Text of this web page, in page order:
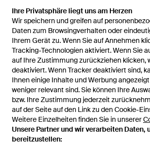
Ihre Privatsphäre liegt uns am Herzen
Wir speichern und greifen auf
Daten zum Browsingverhalten oder
Ihrem Gerät zu. Wenn Sie auf Annehmen
Tracking-Technologien aktiviert. Wenn Sie
auf Ihre Zustimmung zurückziehen klicken,
deaktiviert. Wenn Tracker deaktiviert sind,
Ihnen einige Inhalte und Werbung
weniger relevant sind. Sie können Ihre
bzw. Ihre Zustimmung jederzeit
auf der Seite auf den Link zu den Cookie-
Weitere Einzelheiten finden Sie in unserer
Unsere Partner und wir verarbeiten Daten,
bereitzustellen:
Startseite Damen Strickwaren
Autumn
Sweater Mit Rundhalsausschnitt
Hilfe und Informationen